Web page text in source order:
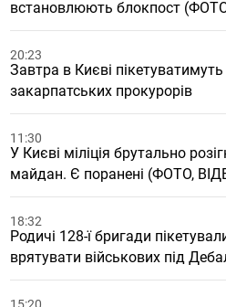
встановлюють блокпост
20:23
Завтра в Києві
закарпатських прокурорів
11:30
У Києві міліція брутально
майдан. Є поранені (ФОТО,
18:32
Родичі 128-ї бригади
врятувати військових під